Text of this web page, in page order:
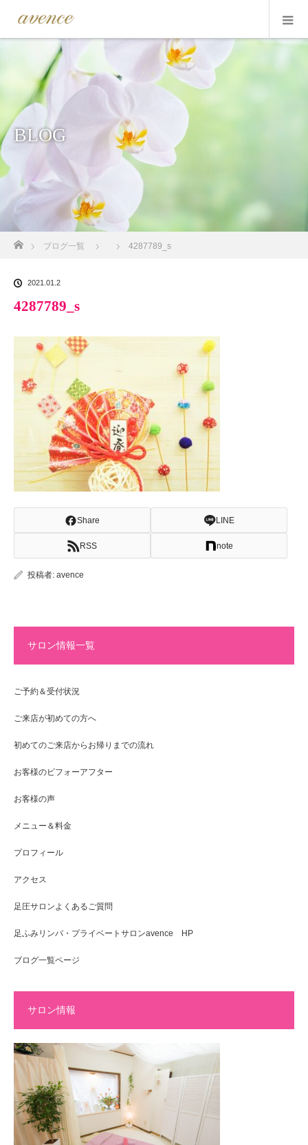
BLOG
ブログ一覧 4287789_s
2021.01.2
4287789_s
Share LINE
RSS note
投稿者: avence
サロン情報一覧
ご予約＆受付状況
ご来店が初めての方へ
初めてのご来店からお帰りまでの流れ
お客様のビフォーアフター
お客様の声
メニュー＆料金
プロフィール
アクセス
足圧サロンよくあるご質問
足ふみリンパ・プライベートサロンavence HP
ブログ一覧ページ
サロン情報